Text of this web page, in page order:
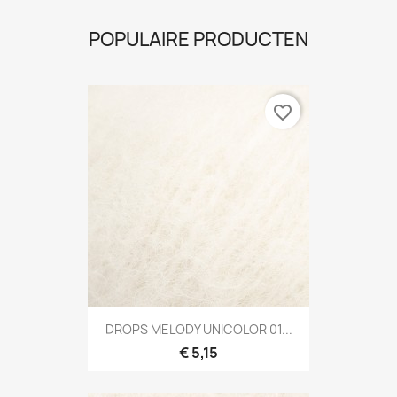
POPULAIRE PRODUCTEN
DROPS MELODY UNICOLOR 01...
€ 5,15
favorite_border